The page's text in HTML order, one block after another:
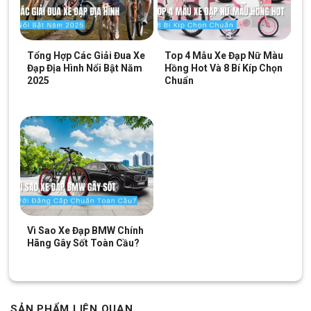
Thiết kế hiện đại trên từng chi tiết bộ phận
Plus
Sạc điện được cải tiến, hiện đại với chức năng tự động ngắt
có thể sử dụng xe cho quãng đường dài tối đa 60km.
Chính vì vậy bạn có thể thoải mái vận hành mẫu xe trên nhiều
Tổng Hợp Các Giải Đua Xe
Đạp Địa Hình Nổi Bật Năm
2025
Top 4 Mẫu Xe Đạp Nữ Màu
Hồng Hot Và 8 Bí Kíp Chọn
Chuẩn
Vì Sao Xe Đạp BMW Chính
Hãng Gây Sốt Toàn Cầu?